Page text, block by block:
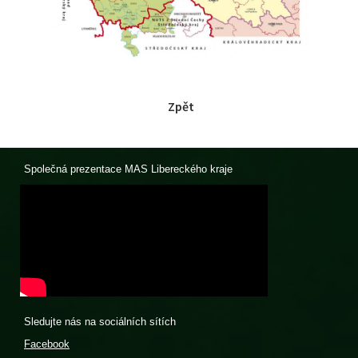
Zpět
Společná prezentace MAS Libereckého kraje
Sledujte nás na sociálních sítích
Facebook